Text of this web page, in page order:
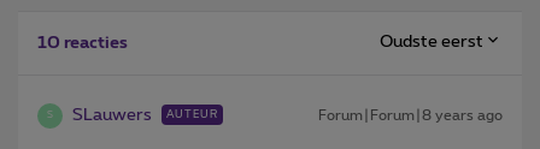
10 reacties Oudste eerst
S SLauwers AUTEUR Forum|Forum|8 years ago